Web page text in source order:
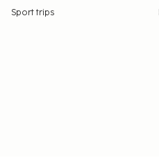
Sport trips